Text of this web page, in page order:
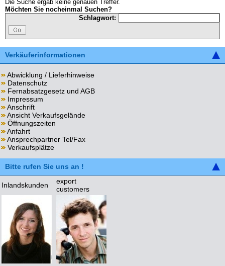
Die Suche ergab keine genauen Treffer.
Möchten Sie nocheinmal Suchen?
Schlagwort:
Verkäuferinformationen
Abwicklung / Lieferhinweise
Datenschutz
Fernabsatzgesetz und AGB
Impressum
Anschrift
Ansicht Verkaufsgelände
Öffnungszeiten
Anfahrt
Ansprechpartner Tel/Fax
Verkaufsplätze
Bitte rufen Sie uns an !
Inlandskunden
export
customers